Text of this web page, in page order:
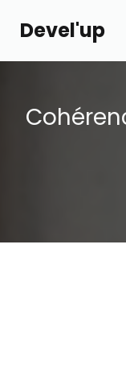
Devel'up